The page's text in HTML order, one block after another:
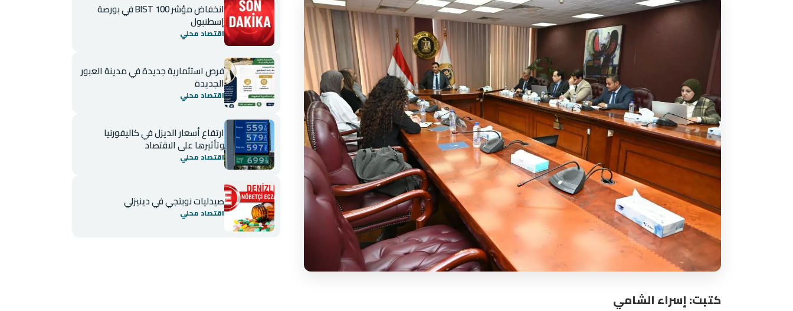
كتبت: إسراء الشامي
انخفاض مؤشر BIST 100 في بورصة
إسطنبول
اقتصاد محلي
فرص استثمارية جديدة في مدينة العبور
الجديدة
اقتصاد محلي
ارتفاع أسعار الديزل في كاليفورنيا
وتأثيرها على الاقتصاد
اقتصاد محلي
صيدليات نوبتجي في دينيزلي
اقتصاد محلي